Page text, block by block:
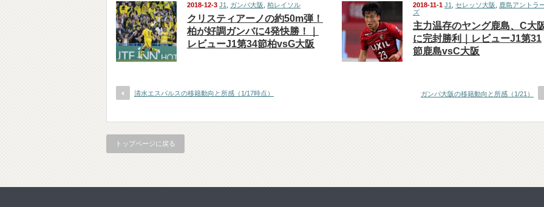
2018-12-3 J1 ガンバ大阪 柏レイソル
クリスティアーノの約50m弾！
柏が好調ガンバに4発快勝！｜
レビューJ1第34節柏vsG大阪
2018-11-1 J1 セレッソ大阪
鹿島アントラ
ズ
主力温存のヤング鹿島、C大
に完封勝利｜レビューJ1第31
節鹿島vsC大阪
清水エスパルスの移籍動向と所感（1/17時点） ガンバ大阪の移籍動向と所感（1/21）
トップページに戻る